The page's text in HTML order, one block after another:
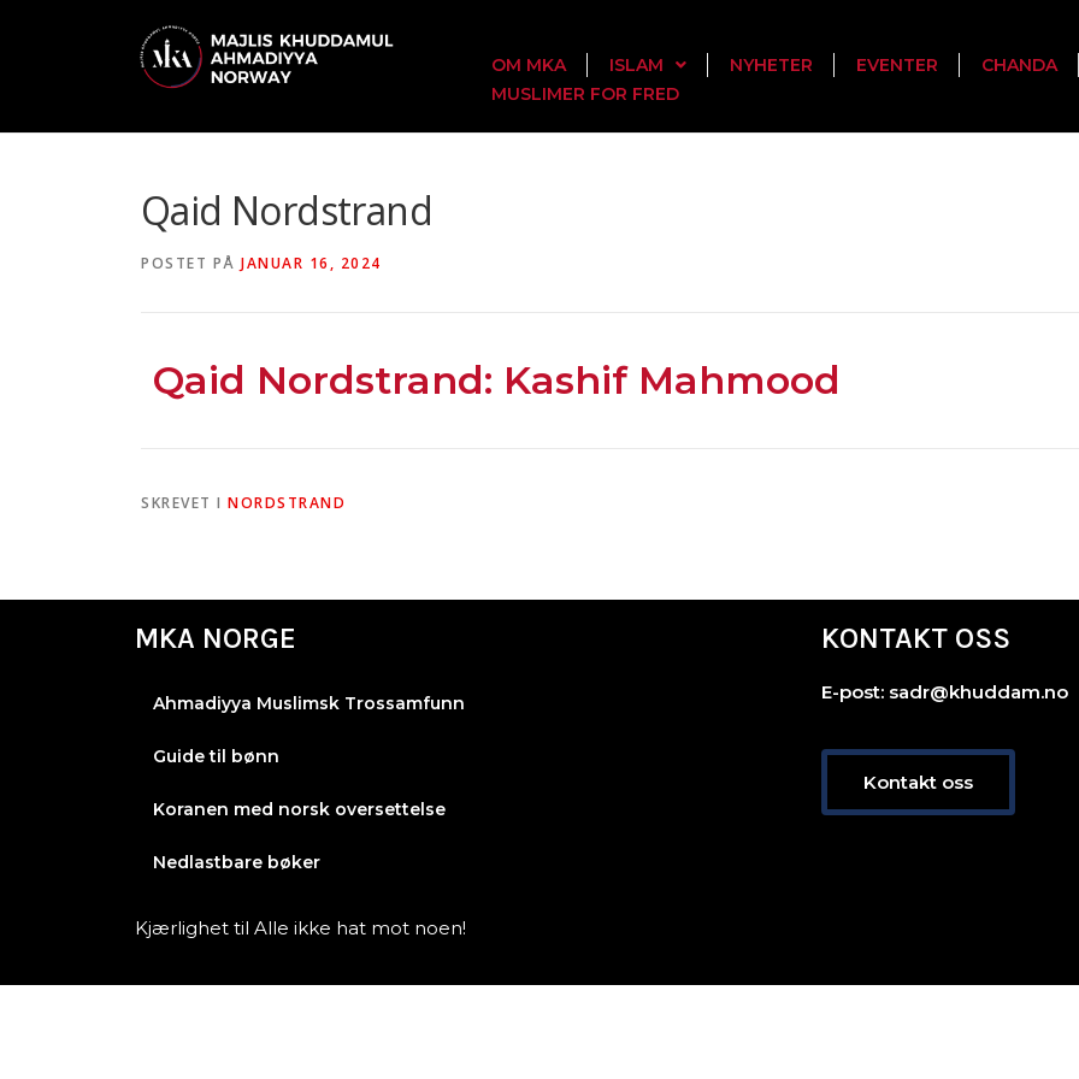
OM MKA ISLAM NYHETER EVENTER CHANDA
MUSLIMER FOR FRED
Qaid Nordstrand
POSTET PÅ JANUAR 16, 2024
Qaid Nordstrand: Kashif Mahmood
SKREVET I NORDSTRAND
MKA NORGE KONTAKT OSS
Ahmadiyya Muslimsk Trossamfunn
Guide til bønn
Koranen med norsk oversettelse
Nedlastbare bøker
Kjærlighet til Alle ikke hat mot noen!
E-post: sadr@khuddam.no
Kontakt oss